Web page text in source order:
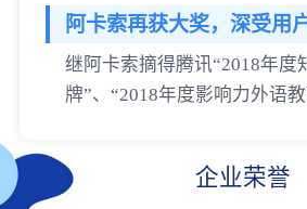
阿卡索再获大奖，深受用
继阿卡索摘得腾讯“2018年度
牌”、“2018年度影响力外语
企业荣誉